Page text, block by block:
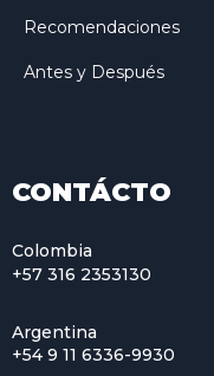
Recomendaciones
Antes y Después
CONTÁCTO
Colombia
+57 316 2353130
Argentina
+54 9 11 6336-9930